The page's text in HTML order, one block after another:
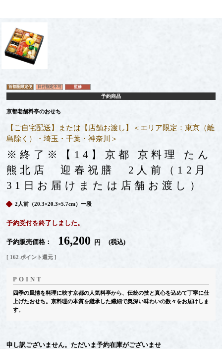
首都圏限定便 日付指定不可 監修
予約商品
京都老舗料亭のおせち
【ご自宅配送】または【店舗お渡し】＜エリア限定：東京（離
島除く）・埼玉・千葉・神奈川＞
※終了※【14】京都 京料理 たん
熊北店 迎春祝膳 2人前（12月
31日お届けまたは店舗お渡し）
2人前（20.3×20.3×5.7cm）一段
予約受付を終了しました。
予約販売価格 16,200 税込
[ 162 ポイント還元 ]
四季の風情を料理に映す京都の人気料亭から、伝統の技と真心を込めて丁寧に仕
上げたおせち。京料理の本質を継承した繊細で奥深い味わいの数々をお届けしま
す。
申し訳ございません。ただいま予約在庫がございませ